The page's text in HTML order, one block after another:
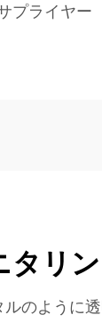
プライヤー
タリ
のように